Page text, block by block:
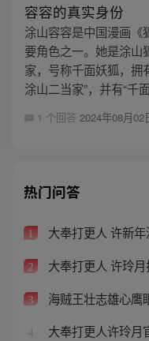
容容的真实身份
涂山容容是中国漫画《
要角色之一。她是涂山
家，号称千面妖狐，拥
涂山二当家”，并有“千
1 个回答 2024年08月02
热门问答
1 大奉打更人 许新年
2 大奉打更人 许玲
3 海贼王壮志雄心鹰
4 大奉打更人许玲月